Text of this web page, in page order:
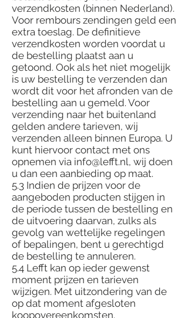
verzendkosten (binnen Nederland).
Voor rembours zendingen geld een
extra toeslag. De definitieve
verzendkosten worden voordat u
de bestelling plaatst aan u
getoond. Ook als het niet mogelijk
is uw bestelling te verzenden dan
wordt dit voor het afronden van de
bestelling aan u gemeld. Voor
verzending naar het buitenland
gelden andere tarieven, wij
verzenden alleen binnen Europa. U
kunt hiervoor contact met ons
opnemen via info@lefft.nl, wij doen
u dan een aanbieding op maat.
5.3 Indien de prijzen voor de
aangeboden producten stijgen in
de periode tussen de bestelling en
de uitvoering daarvan, zulks als
gevolg van wettelijke regelingen
of bepalingen, bent u gerechtigd
de bestelling te annuleren.
5.4 Lefft kan op ieder gewenst
moment prijzen en tarieven
wijzigen. Met uitzondering van de
op dat moment afgesloten
koopovereenkomsten.